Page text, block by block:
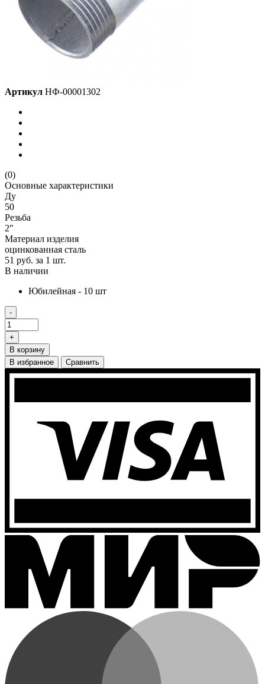
Артикул НФ-00001302
(0)
Основные характеристики
Ду
50
Резьба
2"
Материал изделия
оцинкованная сталь
51 руб. за 1 шт.
В наличии
Юбилейная - 10 шт
-
+
В корзину
В избранное
Сравнить